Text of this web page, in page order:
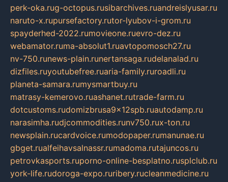
perk-oka.rug-octopus.rusibarchives.ruandreislyusar.ru
naruto-x.rupursefactory.rutor-lyubov-i-grom.ru
spayderhed-2022.rumovieone.ruevro-dez.ru
webamator.ruma-absolut1.ruavtopomosch27.ru
nv-750.runews-plain.runertansaga.rudelanalad.ru
dizfiles.ruyoutubefree.ruaria-family.ruroadli.ru
planeta-samara.rumysmartbuy.ru
matrasy-kemerovo.ruashanet.rutrade-farm.ru
dotcustoms.rudomizbrusa9x12spb.ruautodamp.ru
narasimha.rudjcommodities.runv750.rux-ton.ru
newsplain.rucardvoice.rumodopaper.rumanunae.ru
gbget.rualfeihavsalnassr.rumadoma.rutajuncos.ru
petrovkasports.ruporno-online-besplatno.rusplclub.ru
york-life.rudoroga-expo.ruribery.rucleanmedicine.ru